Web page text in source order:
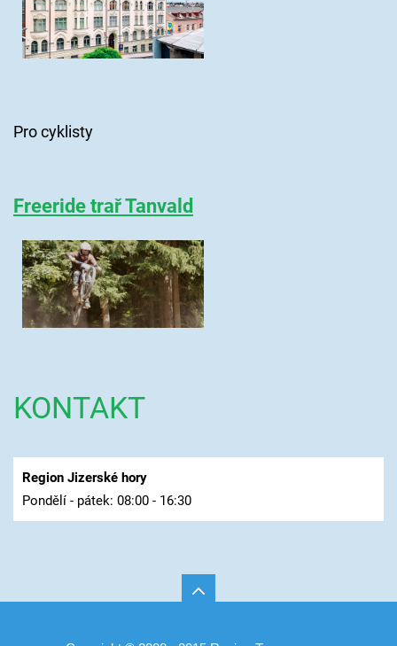
Pro cyklisty
Freeride trař Tanvald
KONTAKT
Region Jizerské hory
Pondělí - pátek: 08:00 - 16:30